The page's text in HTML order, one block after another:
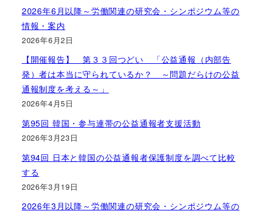
2026年6月以降～労働関連の研究会・シンポジウム等の
情報・案内
2026年6月2日
【開催報告】 第３３回つどい 「公益通報（内部告
発）者は本当に守られているか？ ～問題だらけの公益
通報制度を考える～」
2026年4月5日
第95回 韓国・参与連帯の公益通報者支援活動
2026年3月23日
第94回 日本と韓国の公益通報者保護制度を調べて比較
する
2026年3月19日
2026年3月以降～労働関連の研究会・シンポジウム等の